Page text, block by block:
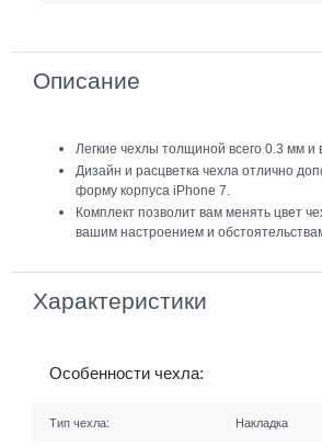
Описание
Легкие чехлы толщиной всего 0.3 мм и
Дизайн и расцветка чехла отлично
форму корпуса iPhone 7.
Комплект позволит вам менять цвет
вашим настроением и
Характеристики
Особенности чехла:
Тип чехла: Накладка